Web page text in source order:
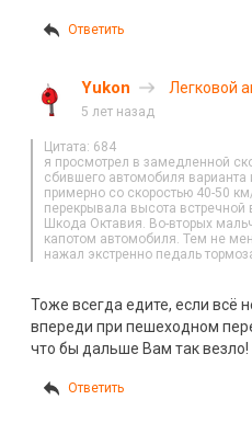
Ответить
Yukon Легковой
5 лет назад
Цитата: 684
я просмотрел в замедленной
сбившего автомобиля
примерно со скоростью 40-50
перекрывала высота
Шкода Октавия. Во-вторых
капотом автомобиля. Тем не
нажал экстренно педаль
Тоже всегда едите, если всё
впереди при пешеходном
что бы дальше Вам так
Ответить